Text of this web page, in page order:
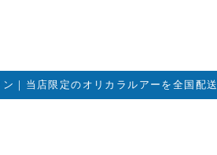
｜当店限定のオリカラルアーを全国配送